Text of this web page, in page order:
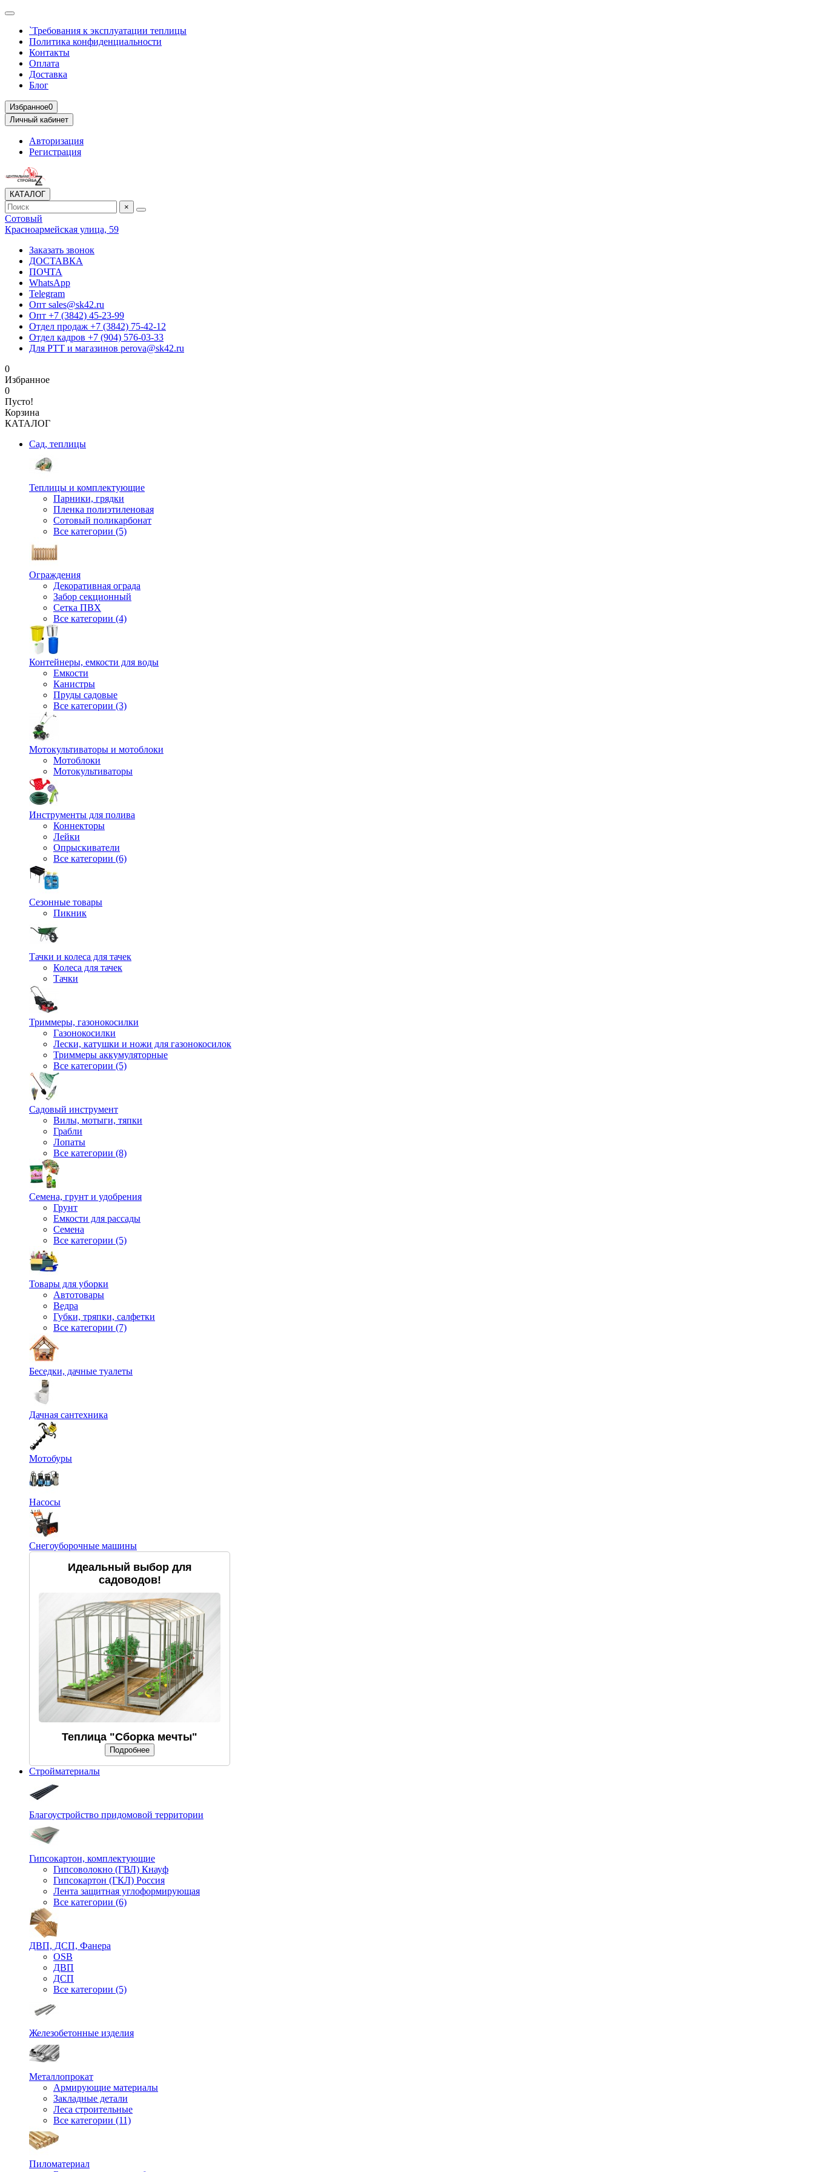
`Требования к эксплуатации теплицы
Политика конфиденциальности
Контакты
Оплата
Доставка
Блог
Избранное0
Личный кабинет
Авторизация
Регистрация
КАТАЛОГ
×
Сотовый
Красноармейская улица, 59
Заказать звонок
ДОСТАВКА
ПОЧТА
WhatsApp
Telegram
Опт sales@sk42.ru
Опт +7 (3842) 45-23-99
Отдел продаж +7 (3842) 75-42-12
Отдел кадров +7 (904) 576-03-33
Для РТТ и магазинов perova@sk42.ru
0
Избранное
0
Пусто!
Корзина
КАТАЛОГ
Сад, теплицы
Теплицы и комплектующие
Парники, грядки
Пленка полиэтиленовая
Сотовый поликарбонат
Все категории (5)
Ограждения
Декоративная ограда
Забор секционный
Сетка ПВХ
Все категории (4)
Контейнеры, емкости для воды
Емкости
Канистры
Пруды садовые
Все категории (3)
Мотокультиваторы и мотоблоки
Мотоблоки
Мотокультиваторы
Инструменты для полива
Коннекторы
Лейки
Опрыскиватели
Все категории (6)
Сезонные товары
Пикник
Тачки и колеса для тачек
Колеса для тачек
Тачки
Триммеры, газонокосилки
Газонокосилки
Лески, катушки и ножи для газонокосилок
Триммеры аккумуляторные
Все категории (5)
Садовый инструмент
Вилы, мотыги, тяпки
Грабли
Лопаты
Все категории (8)
Семена, грунт и удобрения
Грунт
Емкости для рассады
Семена
Все категории (5)
Товары для уборки
Автотовары
Ведра
Губки, тряпки, салфетки
Все категории (7)
Беседки, дачные туалеты
Дачная сантехника
Мотобуры
Насосы
Снегоуборочные машины
Идеальный выбор для
садоводов!
Теплица "Сборка мечты"
Подробнее
Стройматериалы
Благоустройство придомовой территории
Гипсокартон, комплектующие
Гипсоволокно (ГВЛ) Кнауф
Гипсокартон (ГКЛ) Россия
Лента защитная углоформирующая
Все категории (6)
ДВП, ДСП, Фанера
OSB
ДВП
ДСП
Все категории (5)
Железобетонные изделия
Металлопрокат
Армирующие материалы
Закладные детали
Леса строительные
Все категории (11)
Пиломатериал